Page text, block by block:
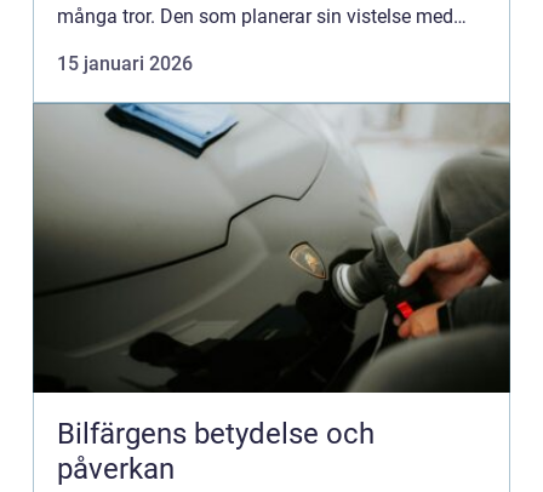
många tror. Den som planerar sin vistelse med
15 januari 2026
Bilfärgens betydelse och
påverkan